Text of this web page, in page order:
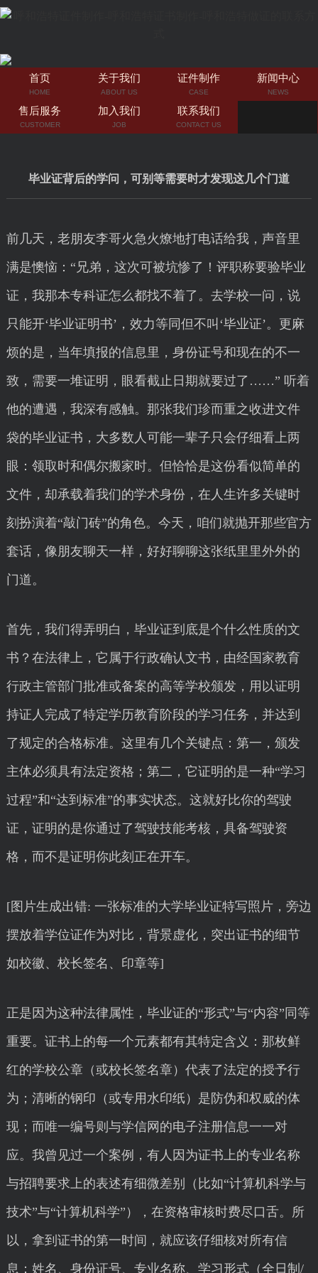
首页
HOME
关于我们
ABOUT US
证件制作
CASE
新闻中心
NEWS
售后服务
CUSTOMER
加入我们
JOB
联系我们
CONTACT US
毕业证背后的学问，可别等需要时才发现这几个门道
前几天，老朋友李哥火急火燎地打电话给我，声音里
满是懊恼：“兄弟，这次可被坑惨了！评职称要验毕业
证，我那本专科证怎么都找不着了。去学校一问，说
只能开‘毕业证明书’，效力等同但不叫‘毕业证’。更麻
烦的是，当年填报的信息里，身份证号和现在的不一
致，需要一堆证明，眼看截止日期就要过了……” 听着
他的遭遇，我深有感触。那张我们珍而重之收进文件
袋的毕业证书，大多数人可能一辈子只会仔细看上两
眼：领取时和偶尔搬家时。但恰恰是这份看似简单的
文件，却承载着我们的学术身份，在人生许多关键时
刻扮演着“敲门砖”的角色。今天，咱们就抛开那些官方
套话，像朋友聊天一样，好好聊聊这张纸里里外外的
门道。
首先，我们得弄明白，毕业证到底是个什么性质的文
书？在法律上，它属于行政确认文书，由经国家教育
行政主管部门批准或备案的高等学校颁发，用以证明
持证人完成了特定学历教育阶段的学习任务，并达到
了规定的合格标准。这里有几个关键点：第一，颁发
主体必须具有法定资格；第二，它证明的是一种“学习
过程”和“达到标准”的事实状态。这就好比你的驾驶
证，证明的是你通过了驾驶技能考核，具备驾驶资
格，而不是证明你此刻正在开车。
[图片生成出错: 一张标准的大学毕业证特写照片，旁边
摆放着学位证作为对比，背景虚化，突出证书的细节
如校徽、校长签名、印章等]
正是因为这种法律属性，毕业证的“形式”与“内容”同等
重要。证书上的每一个元素都有其特定含义：那枚鲜
红的学校公章（或校长签名章）代表了法定的授予行
为；清晰的钢印（或专用水印纸）是防伪和权威的体
现；而唯一编号则与学信网的电子注册信息一一对
应。我曾见过一个案例，有人因为证书上的专业名称
与招聘要求上的表述有细微差别（比如“计算机科学与
技术”与“计算机科学”），在资格审核时费尽口舌。所
以，拿到证书的第一时间，就应该仔细核对所有信
息：姓名、身份证号、专业名称、学习形式（全日制/